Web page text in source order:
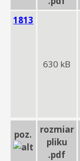
1813
630 kB
poz.
rozmiar
pliku
.pdf